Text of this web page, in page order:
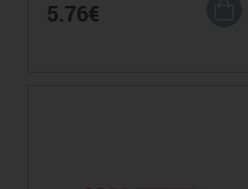
5.76€